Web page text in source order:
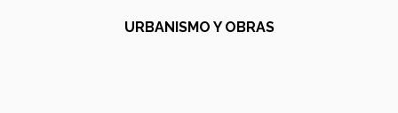
URBANISMO Y OBRAS